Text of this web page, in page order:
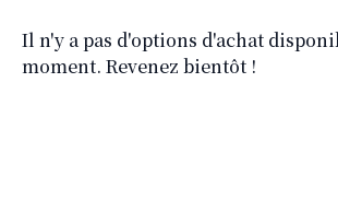
Il n'y a pas d'options d'achat
moment. Revenez bientôt !